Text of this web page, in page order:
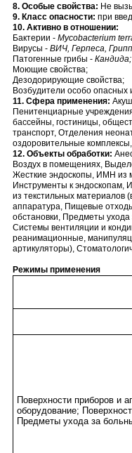
8. Особые свойства: Не
9. Класс опасности: при
10. Активно в отношении:
Бактерии - Mycobacterium
Вирусы - ВИЧ, Герпеса,
Патогенные грибы - Кандида;
Моющие свойства;
Дезодорирующие свойства;
Возбудители особо опасных
11. Сфера применения:
Пенитенциарные
бассейны, гостиницы,
транспорт, Отделения
оздоровительные
12. Объекты обработки:
Воздух в помещениях,
Жесткие эндоскопы, ИМН из
Инструменты к эндоскопам,
из текстильных
аппаратура, Пищевые
обстановки, Предметы
Системы вентиляции и
реанимационные,
артикуляторы),
Режимы применения
Поверхности приборов и
оборудование;
Предметы ухода за